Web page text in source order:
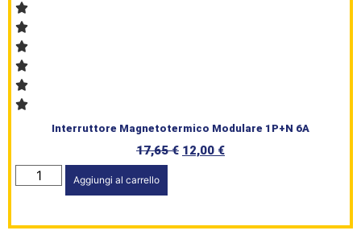
Interruttore Magnetotermico Modulare 1P+N 6A
17,65€ 12,00 €
Aggiungi al carrello